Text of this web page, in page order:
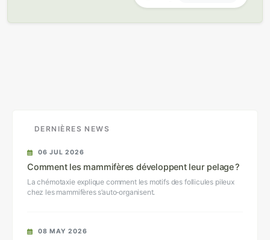
DERNIÈRES NEWS
06 JUL 2026
Comment les mammifères développent leur pelage ?
La chémotaxie explique comment les motifs des follicules pileux
chez les mammifères s’auto‑organisent.
08 MAY 2026